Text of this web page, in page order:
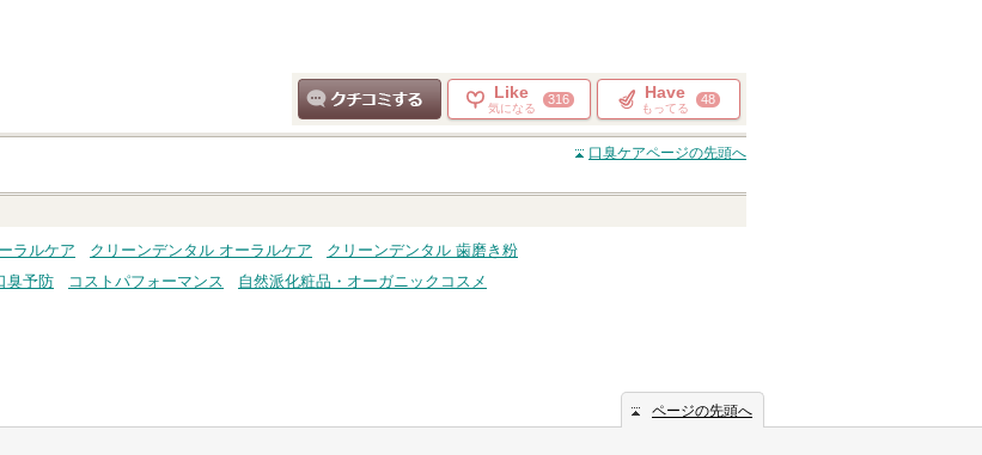
クチコミする
Like
気になる
316 Have
もってる
48
口臭ケアページの先頭へ
ラルケア クリーンデンタル オーラルケア
クリーンデンタル 歯磨き粉
臭予防 コストパフォーマンス 自然派化粧品・オーガニックコスメ
ページの先頭へ